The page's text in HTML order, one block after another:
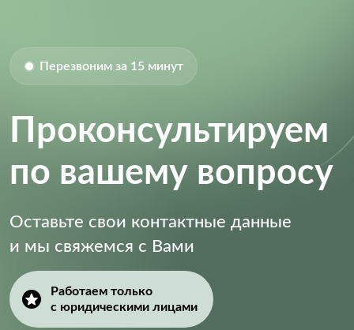
Перезвоним за 15 минут
Проконсультируем
по вашему вопросу
Оставьте свои контактные данные
и мы свяжемся с Вами
Работаем только
с юридическими лицами